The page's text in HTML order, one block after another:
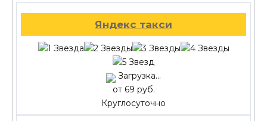
Яндекс такси
Загрузка...
от 69 руб.
Круглосуточно